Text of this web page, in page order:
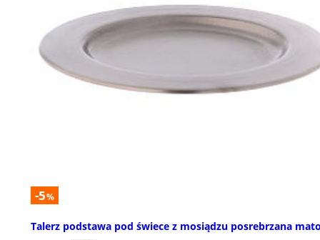
-5%
Talerz podstawa pod świece z mosiądzu posrebrzana